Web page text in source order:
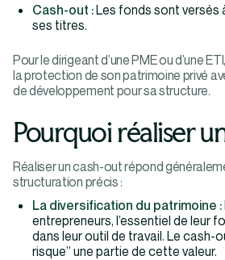
Cash-out :Les fonds sont versés
ses titres.
Pour le dirigeant d’une PME ou d’une
la protection de son patrimoine privé
de développement pour sa structure.
Pourquoi réaliser
Réaliser un cash-out répond
structuration précis :
La diversification du patrimoine :
entrepreneurs, l’essentiel de leur
dans leur outil de travail. Le cash-
risque” une partie de cette valeur.